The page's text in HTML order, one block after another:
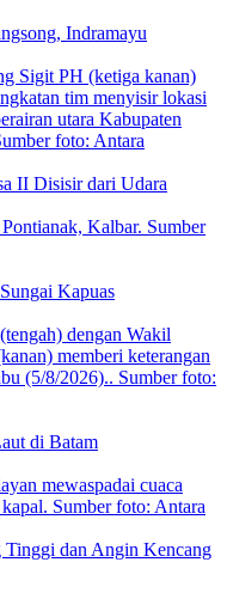
Indramayu
II Disisir dari Udara
Kapuas
di Batam
Tinggi dan Angin Kencang